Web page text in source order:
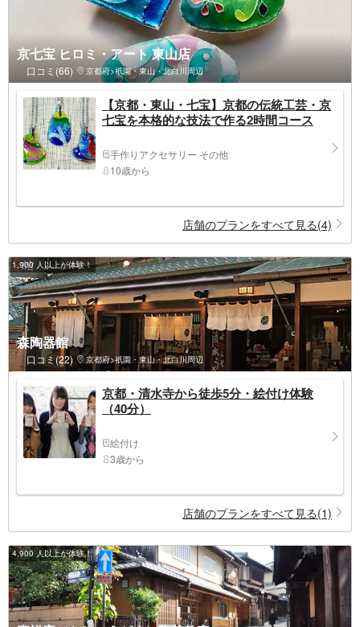
京七宝 ヒロミ・アート 東山店
口コミ(66) 京都府>祇園・東山・北白川周辺
【京都・東山・七宝】京都の伝統工芸・京
七宝を本格的な技法で作る2時間コース
手作りアクセサリー その他
10歳から
店舗のプランをすべて見る(4)
1,900 人以上が体験！
森陶器館
口コミ(22) 京都府>祇園・東山・北白川周辺
京都・清水寺から徒歩5分・絵付け体験
（40分）
絵付け
3歳から
店舗のプランをすべて見る(1)
4,900 人以上が体験！